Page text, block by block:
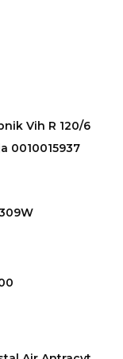
Vih R 120/6
0010015937